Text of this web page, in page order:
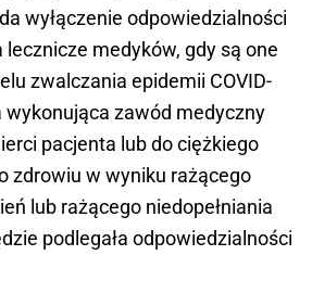
wyłączenie odpowiedzialności
lecznicze medyków, gdy są one
zwalczania epidemii COVID-
wykonująca zawód medyczny
pacjenta lub do ciężkiego
zdrowiu w wyniku rażącego
lub rażącego niedopełniania
podlegała odpowiedzialności